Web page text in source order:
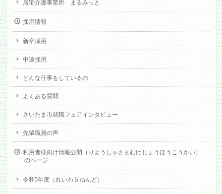
居宅介護事業所 まるみっと
採用情報
新卒採用
中途採用
どんな仕事をしているの
よくある質問
さいたま市就職フェアインタビュー
先輩職員の声
利用者様向け情報公開（りようしゃさまむけじょうほうこうかい）
のページ
令和5年度（れいわ５ねんど）